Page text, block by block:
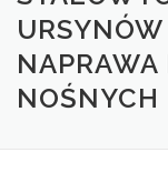
KONTAKT
NAPRAWA
NOŚNYCH